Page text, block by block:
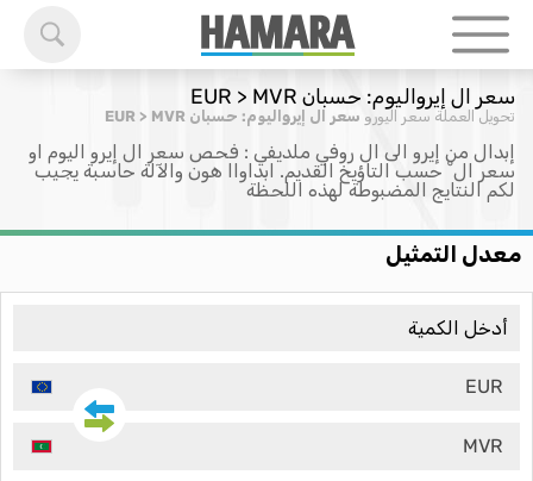
سعر ال إيرواليوم: حسبان EUR > MVR
تحويل العملة سعر اليورو سعر ال إيرواليوم: حسبان EUR > MVR
إبدال من إيرو الى ال روفي ملديفي : فحص سعر ال إيرو اليوم او
سعر ال ْ حسب التاؤيخ القديم. ابداواا هون والآلة حاسبة يجيب
لكم النتايج المضبوطة لهذه اللحظة
معدل التمثيل
EUR
MVR